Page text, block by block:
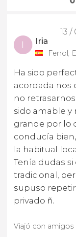
13 /
I Iria
Ferrol,
Ha sido
acordada nos
no
sido amable y
grande por lo
conducía
la habitual
Tenía dudas
tradicional,
supuso
privado ñ.
Viajó con amigos